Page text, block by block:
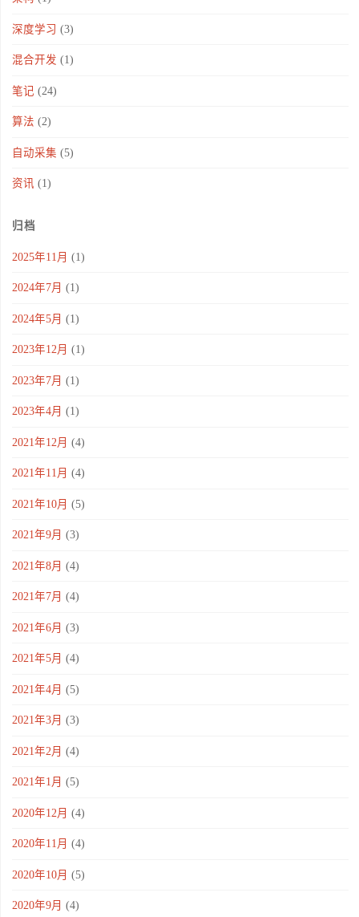
深度学习 (3)
混合开发 (1)
笔记 (24)
算法 (2)
自动采集 (5)
资讯 (1)
归档
2025年11月 (1)
2024年7月 (1)
2024年5月 (1)
2023年12月 (1)
2023年7月 (1)
2023年4月 (1)
2021年12月 (4)
2021年11月 (4)
2021年10月 (5)
2021年9月 (3)
2021年8月 (4)
2021年7月 (4)
2021年6月 (3)
2021年5月 (4)
2021年4月 (5)
2021年3月 (3)
2021年2月 (4)
2021年1月 (5)
2020年12月 (4)
2020年11月 (4)
2020年10月 (5)
2020年9月 (4)